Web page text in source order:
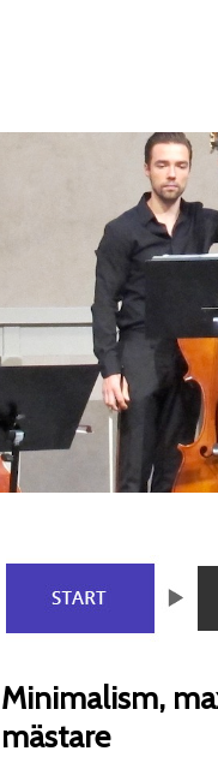
Minimalism,
mästare